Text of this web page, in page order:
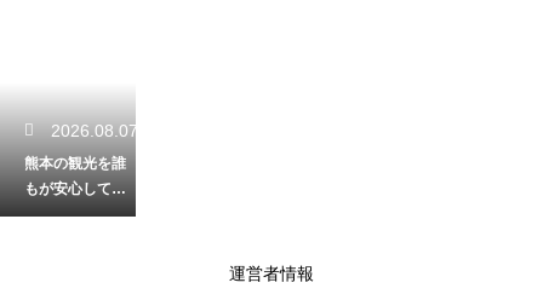
2026.08.07
熊本の観光を誰
もが安心して満
喫！車椅子でも
運営者情報